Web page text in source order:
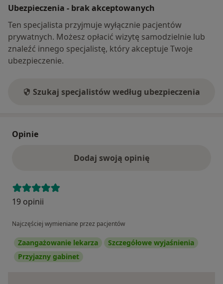
Ubezpieczenia - brak akceptowanych
Ten specjalista przyjmuje wyłącznie pacjentów
prywatnych. Możesz opłacić wizytę samodzielnie lub
znaleźć innego specjalistę, który akceptuje Twoje
ubezpieczenie.
Szukaj specjalistów według ubezpieczenia
Opinie
Dodaj swoją opinię
19 opinii
Najczęściej wymieniane przez pacjentów
Zaangażowanie lekarza
Szczegółowe wyjaśnienia
Przyjazny gabinet